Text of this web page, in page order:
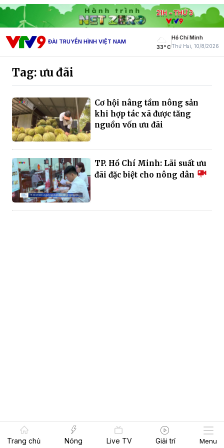
ĐÀI TRUYỀN HÌNH VIỆT NAM
33° C
Hồ Chí Minh
Thứ Hai, 10/8/2026
Tag: ưu đãi
Cơ hội nâng tầm nông sản
khi hợp tác xã được tăng
nguồn vốn ưu đãi
TP. Hồ Chí Minh: Lãi suất ưu
đãi đặc biệt cho nông dân
Trang chủ Nóng Live TV Giải trí Menu